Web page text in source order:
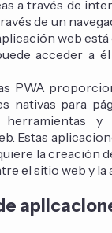
a través de
de un
web
acceder a
PWA
nativas para
y
Estas
la creación
el sitio web y la